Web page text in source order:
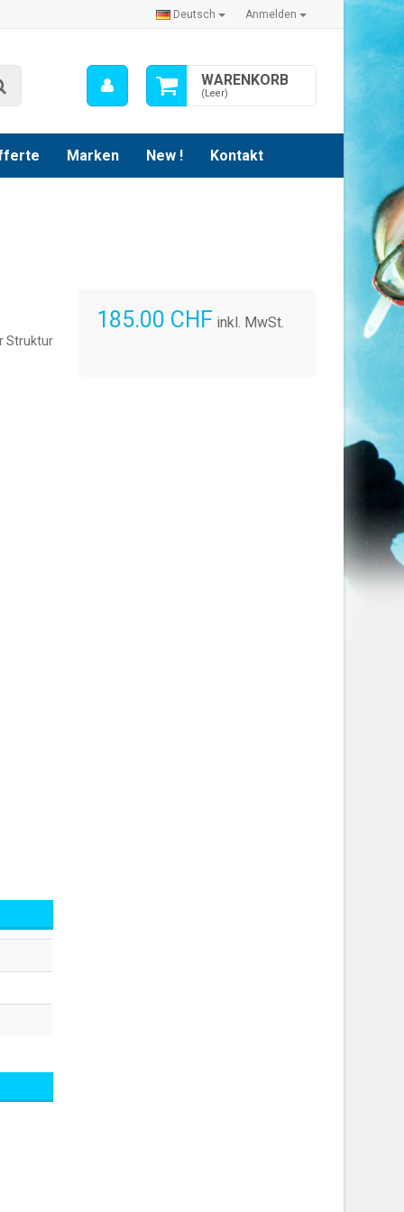
Anmelden
Deutsch
WARENKORB
(Leer)
Mein
Konto
Marken New ! Kontakt
185.00 CHF inkl. MwSt.
Struktur